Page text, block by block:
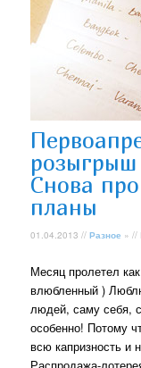
Снова
планы
01.04.2013 //Разное » //
Месяц пролетел
влюбленный )
людей, саму себя,
особенно! Потому
всю капризность и
Распродажа-